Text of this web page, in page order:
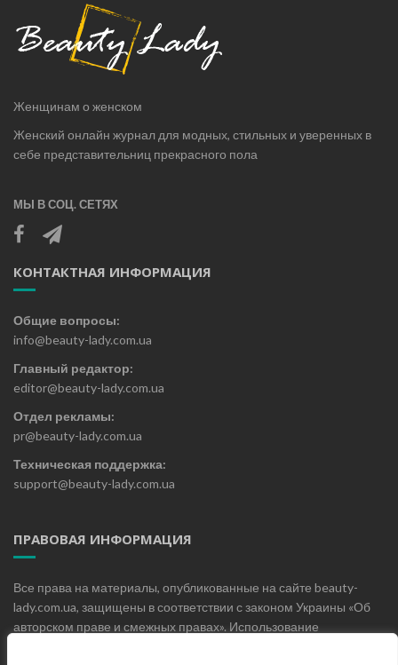
Женщинам о женском
Женский онлайн журнал для модных, стильных и уверенных в
себе представительниц прекрасного пола
МЫ В СОЦ. СЕТЯХ
КОНТАКТНАЯ ИНФОРМАЦИЯ
Общие вопросы:
info@beauty-lady.com.ua
Главный редактор:
editor@beauty-lady.com.ua
Отдел рекламы:
pr@beauty-lady.com.ua
Техническая поддержка:
support@beauty-lady.com.ua
ПРАВОВАЯ ИНФОРМАЦИЯ
Все права на материалы, опубликованные на сайте beauty-
lady.com.ua, защищены в соответствии с законом Украины «Об
авторском праве и смежных правах». Использование